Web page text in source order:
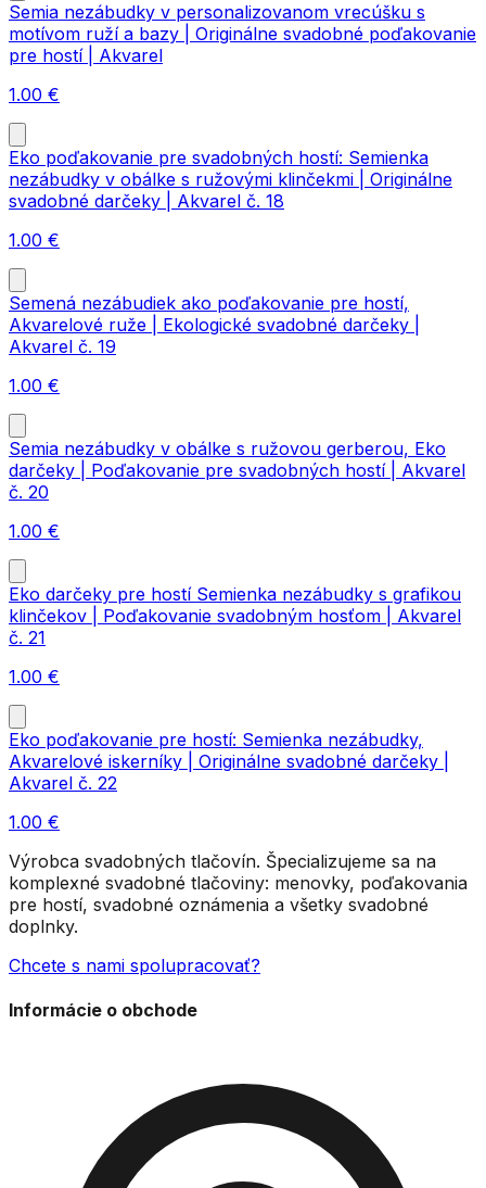
Semia nezábudky v personalizovanom vrecúšku s
motívom ruží a bazy | Originálne svadobné poďakovanie
pre hostí | Akvarel
1.00 €
Eko poďakovanie pre svadobných hostí: Semienka
nezábudky v obálke s ružovými klinčekmi | Originálne
svadobné darčeky | Akvarel č. 18
1.00 €
Semená nezábudiek ako poďakovanie pre hostí,
Akvarelové ruže | Ekologické svadobné darčeky |
Akvarel č. 19
1.00 €
Semia nezábudky v obálke s ružovou gerberou, Eko
darčeky | Poďakovanie pre svadobných hostí | Akvarel
č. 20
1.00 €
Eko darčeky pre hostí Semienka nezábudky s grafikou
klinčekov | Poďakovanie svadobným hosťom | Akvarel
č. 21
1.00 €
Eko poďakovanie pre hostí: Semienka nezábudky,
Akvarelové iskerníky | Originálne svadobné darčeky |
Akvarel č. 22
1.00 €
Výrobca svadobných tlačovín. Špecializujeme sa na
komplexné svadobné tlačoviny: menovky, poďakovania
pre hostí, svadobné oznámenia a všetky svadobné
doplnky.
Chcete s nami spolupracovať?
Informácie o obchode